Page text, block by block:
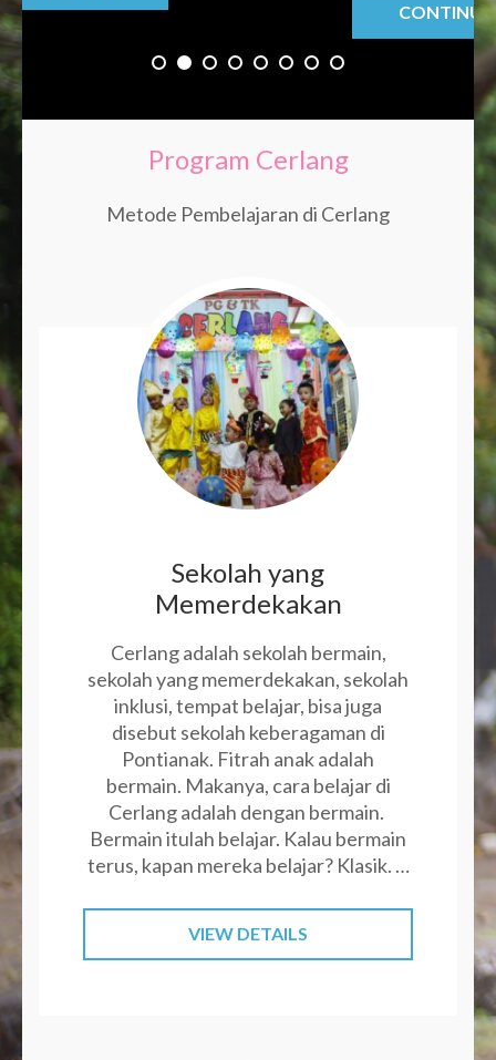
CONTINUE READING
Program Cerlang
Metode Pembelajaran di Cerlang
Sekolah yang
Memerdekakan
Cerlang adalah sekolah bermain,
sekolah yang memerdekakan, sekolah
inklusi, tempat belajar, bisa juga
disebut sekolah keberagaman di
Pontianak. Fitrah anak adalah
bermain. Makanya, cara belajar di
Cerlang adalah dengan bermain.
Bermain itulah belajar. Kalau bermain
terus, kapan mereka belajar? Klasik. …
VIEW DETAILS